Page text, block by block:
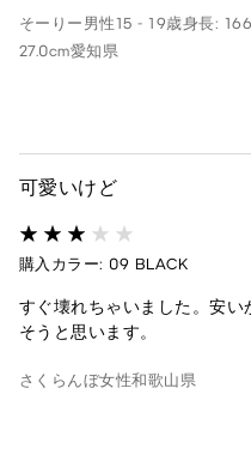
そーりー 男性 15 - 19歳身長:
27.0cm愛知県
可愛いけど
購入カラー: 09 BLACK
すぐ壊れちゃいました。安
そうと思います。
さくらんぼ女性和歌山県